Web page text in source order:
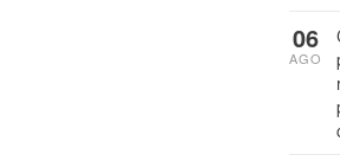
06
AGO